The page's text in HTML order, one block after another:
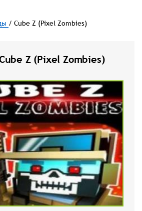
/ Cube Z (Pixel Zombies)
Z (Pixel Zombies)